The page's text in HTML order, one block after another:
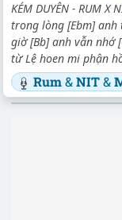
KÉM DUYÊN - RUM
trong lòng [Ebm] anh
giờ [Bb] anh vẫn nhớ
từ Lệ hoen mi phận
Rum&NIT&